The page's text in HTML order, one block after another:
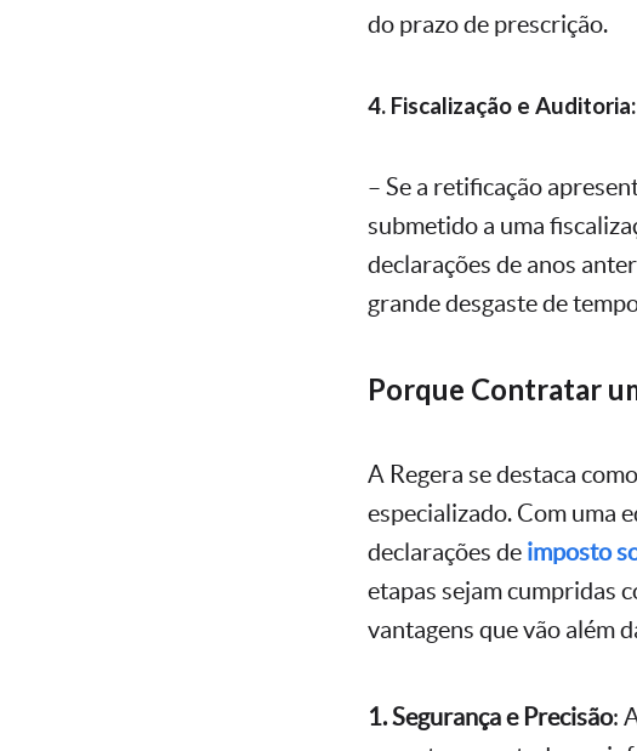
do prazo de prescrição.
4. Fiscalização e Auditoria:
– Se a retificação
submetido a uma
declarações de anos
grande desgaste de
Porque Contratar
A Regera se destaca
especializado. Com uma
declarações de imposto
etapas sejam cumpridas
vantagens que vão além
1. Segurança e Precisão: